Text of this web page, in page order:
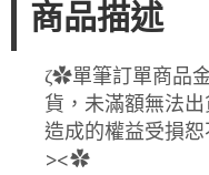
商品描述
ζ✿單筆訂單商品
貨，未滿額無法
造成的權益受損
><✿